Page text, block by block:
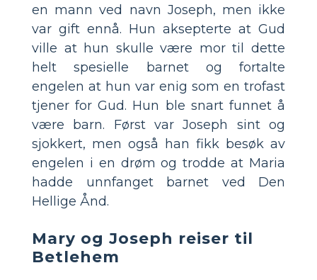
en mann ved navn Joseph, men ikke
var gift ennå. Hun aksepterte at Gud
ville at hun skulle være mor til dette
helt spesielle barnet og fortalte
engelen at hun var enig som en trofast
tjener for Gud. Hun ble snart funnet å
være barn. Først var Joseph sint og
sjokkert, men også han fikk besøk av
engelen i en drøm og trodde at Maria
hadde unnfanget barnet ved Den
Hellige Ånd.
Mary og Joseph reiser til
Betlehem